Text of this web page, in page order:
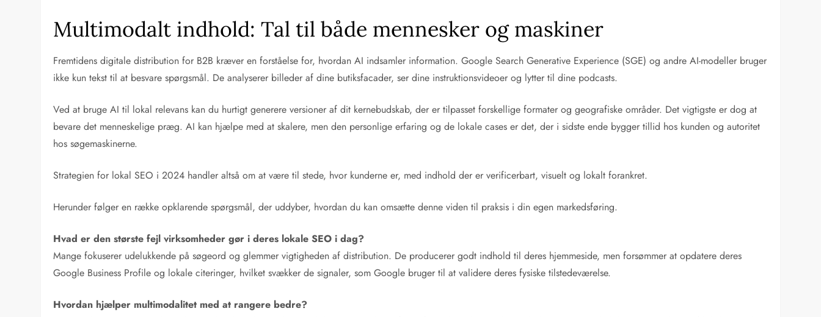
Multimodalt indhold: Tal til både mennesker og maskiner
Fremtidens digitale distribution for B2B kræver en forståelse for, hvordan AI indsamler information. Google Search Generative Experience (SGE) og andre AI-modeller bruger
ikke kun tekst til at besvare spørgsmål. De analyserer billeder af dine butiksfacader, ser dine instruktionsvideoer og lytter til dine podcasts.
Ved at bruge AI til lokal relevans kan du hurtigt generere versioner af dit kernebudskab, der er tilpasset forskellige formater og geografiske områder. Det vigtigste er dog at
bevare det menneskelige præg. AI kan hjælpe med at skalere, men den personlige erfaring og de lokale cases er det, der i sidste ende bygger tillid hos kunden og autoritet
hos søgemaskinerne.
Strategien for lokal SEO i 2024 handler altså om at være til stede, hvor kunderne er, med indhold der er verificerbart, visuelt og lokalt forankret.
Herunder følger en række opklarende spørgsmål, der uddyber, hvordan du kan omsætte denne viden til praksis i din egen markedsføring.
Hvad er den største fejl virksomheder gør i deres lokale SEO i dag?
Mange fokuserer udelukkende på søgeord og glemmer vigtigheden af distribution. De producerer godt indhold til deres hjemmeside, men forsømmer at opdatere deres
Google Business Profile og lokale citeringer, hvilket svækker de signaler, som Google bruger til at validere deres fysiske tilstedeværelse.
Hvordan hjælper multimodalitet med at rangere bedre?